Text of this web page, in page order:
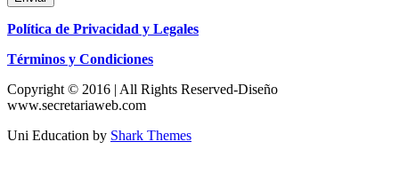
Política de Privacidad y Legales
Términos y Condiciones
Copyright © 2016 | All Rights Reserved-Diseño
www.secretariaweb.com
Uni Education by Shark Themes